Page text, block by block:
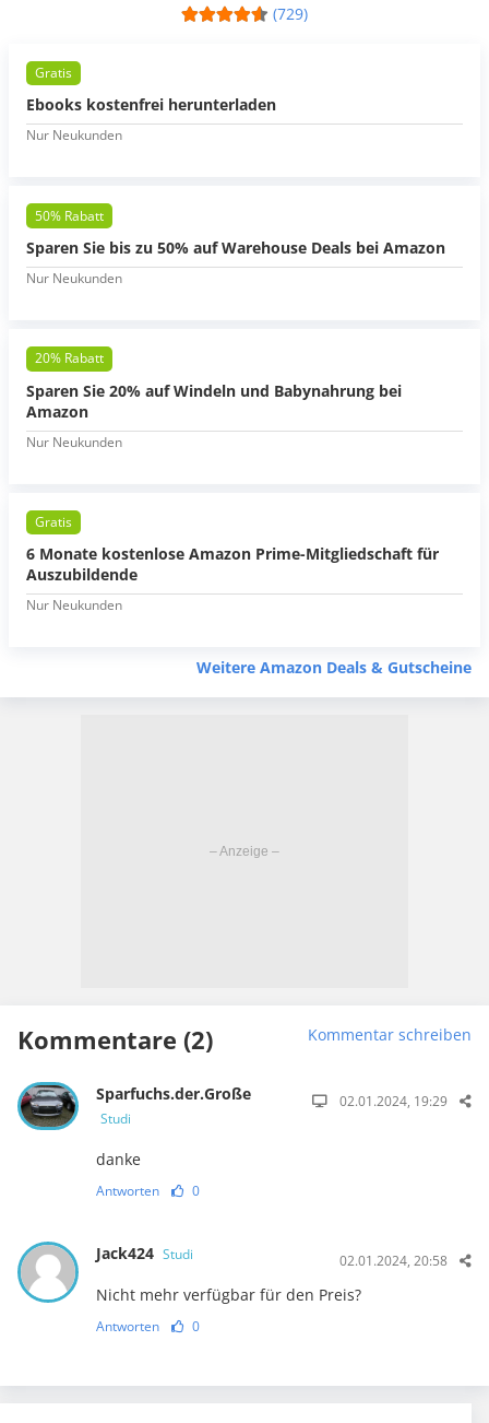
(729)
Gratis
Ebooks kostenfrei herunterladen
Nur Neukunden
50% Rabatt
Sparen Sie bis zu 50% auf Warehouse Deals bei Amazon
Nur Neukunden
20% Rabatt
Sparen Sie 20% auf Windeln und Babynahrung bei
Amazon
Nur Neukunden
Gratis
6 Monate kostenlose Amazon Prime-Mitgliedschaft für
Auszubildende
Nur Neukunden
Weitere Amazon Deals & Gutscheine
Kommentare (2) Kommentar schreiben
Sparfuchs.der.Große
Studi
02.01.2024, 19:29
danke
Antworten 0
Jack424 Studi 02.01.2024, 20:58
Nicht mehr verfügbar für den Preis?
Antworten 0